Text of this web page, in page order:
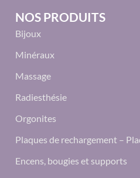
NOS PRODUITS
Bijoux
Minéraux
Massage
Radiesthésie
Orgonites
Plaques de rechargement –
Encens, bougies et supports